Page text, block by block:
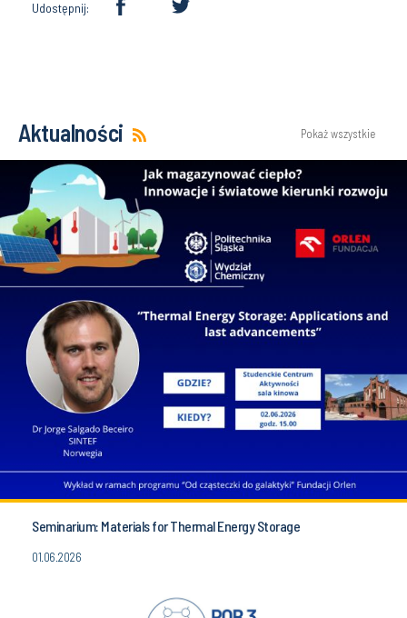
Udostępnij:
Aktualności Pokaż wszystkie
Seminarium: Materials for Thermal Energy Storage
01.06.2026